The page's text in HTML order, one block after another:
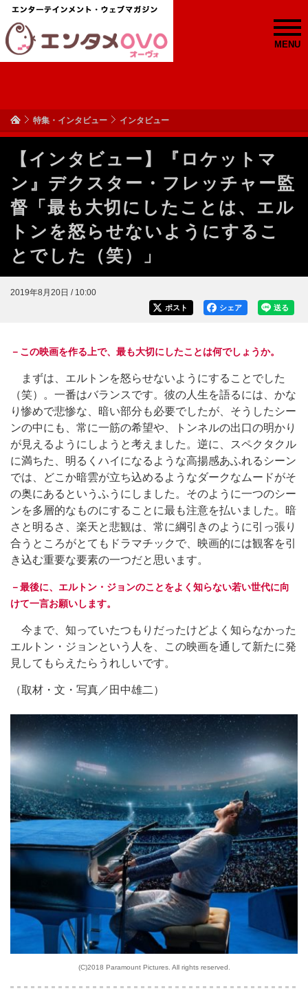
MENU
特集・インタビュー インタビュー
【インタビュー】『ロケットマ
ン』デクスター・フレッチャー監
督「最も大切にしたことは、エル
トンを怒らせないようにするこ
とでした（笑）」
2019年8月20日 / 10:00
送る
シェア
ポスト
－この映画を作る上で、最も大切にしたことは何でしょうか。
まずは、エルトンを怒らせないようにすることでした
（笑）。一番はバランスです。彼の人生を語るには、かな
り惨めで悲惨な、暗い部分も必要でしたが、そうしたシー
ンの中にも、常に一筋の希望や、トンネルの出口の明かり
が見えるようにしようと考えました。逆に、スペクタクル
に満ちた、明るくハイになるような高揚感あふれるシーン
では、どこか暗雲が立ち込めるようなダークなムードがそ
の奥にあるというふうにしました。そのように一つのシー
ンを多層的なものにすることに最も注意を払いました。暗
さと明るさ、楽天と悲観は、常に綱引きのように引っ張り
合うところがとてもドラマチックで、映画的には観客を引
き込む重要な要素の一つだと思います。
－最後に、エルトン・ジョンのことをよく知らない若い世代に向
けて一言お願いします。
今まで、知っていたつもりだったけどよく知らなかった
エルトン・ジョンという人を、この映画を通して新たに発
見してもらえたらうれしいです。
（取材・文・写真／田中雄二）
(C)2018 Paramount Pictures. All rights reserved.